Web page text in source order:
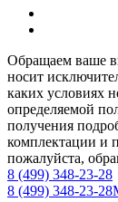
Обращаем ваше
носит
каких условиях
определяемой
получения
комплектации и
пожалуйста,
8 (499) 348-23-28
8 (499) 348-23-28